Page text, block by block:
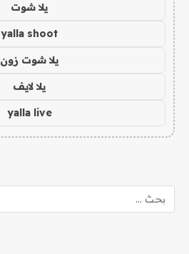
يلا شوت
yalla shoot
يلا شوت زون
يلا لايف
yalla live